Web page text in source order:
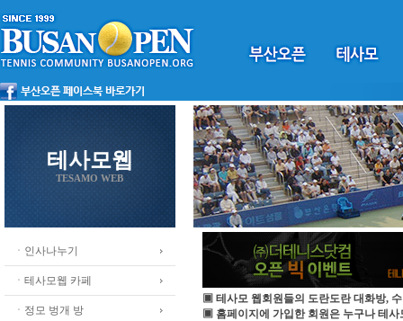
테사모웹
TESAMO WEB
ㆍ인사나누기
ㆍ테사모웹 카페
ㆍ정모 벙개 방
▣ 테사모 웹회원들의 도란도란 대화방,
▣ 홈페이지에 가입한 회원은 누구나 테사